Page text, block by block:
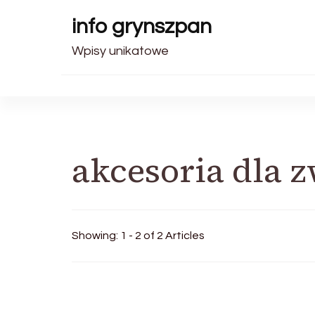
info grynszpan
Wpisy unikatowe
akcesoria dla
Showing: 1 - 2 of 2 Articles